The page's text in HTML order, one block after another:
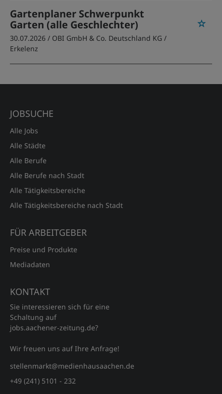
Gartenplaner Schwerpunkt
Garten (alle Geschlechter)
30.07.2026 / OBI GmbH & Co. Deutschland KG /
Erkelenz
JOBSUCHE
Alle Jobs
Alle Städte
Alle Berufe
Alle Berufe nach Stadt
Alle Tätigkeitsbereiche
Alle Tätigkeitsbereiche nach Stadt
FÜR ARBEITGEBER
Preise und Produkte
Mediadaten
KONTAKT
Sie interessieren sich für eine
Schaltung auf
jobs.aachener‑zeitung.de?
Wir freuen uns auf Ihre Anfrage!
stellenmarkt@medienhausaachen.de
+49 (241) 5101 - 232